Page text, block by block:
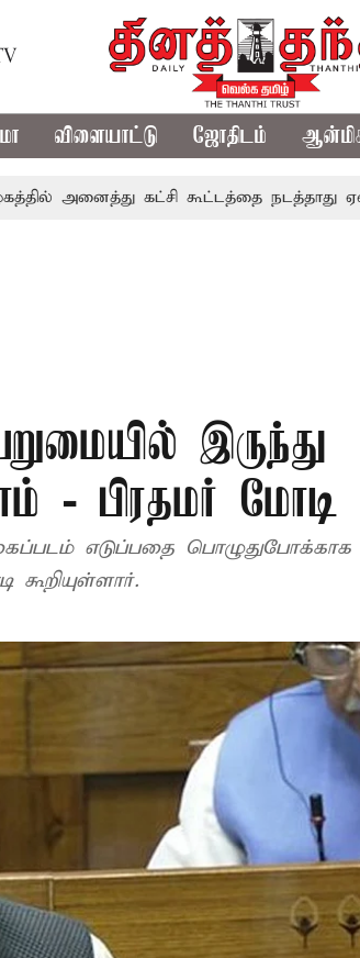
விளையாட்டு ஜோதிடம்
அனைத்து கட்சி கூட்டத்தை நடத்தாது ஏன்?
இருந்து
- பிரதமர் மோடி
எடுப்பதை பொழுதுபோக்காக
கூறியுள்ளார்.